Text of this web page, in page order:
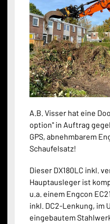
A.B. Visser hat eine
option'' in Auftrag
GPS, abnehmbarem
Schaufelsatz!
Dieser DX180LC inkl.
Hauptausleger ist
u.a. einem Engcon
inkl. DC2-Lenkung, im
eingebautem